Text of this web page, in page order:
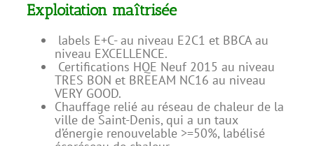
Exploitation maîtrisée
labels E+C- au niveau E2C1 et BBCA au
niveau EXCELLENCE.
Certifications HQE Neuf 2015 au niveau
TRES BON et BREEAM NC16 au niveau
VERY GOOD.
Chauffage relié au réseau de chaleur de la
ville de Saint-Denis, qui a un taux
d’énergie renouvelable >=50%, labélisé